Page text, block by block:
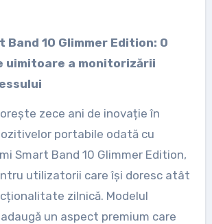
Band 10 Glimmer Edition: O
uimitoare a monitorizării
zece ani de inovație în
portabile odată cu
Smart Band 10 Glimmer Edition,
utilizatorii care își doresc atât
zilnică. Modelul
un aspect premium care